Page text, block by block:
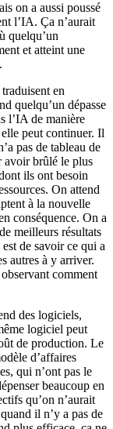
on a aussi poussé
l’IA. Ça n’aurait
quelqu’un
et atteint une
en
quelqu’un dépasse
l’IA de manière
peut continuer. Il
pas de tableau de
avoir brûlé le plus
ils ont besoin
On attend
à la nouvelle
conséquence. On a
meilleurs résultats
de savoir ce qui a
autres à y arriver.
comment
des logiciels,
logiciel peut
de production. Le
d’affaires
qui n’ont pas le
beaucoup en
qu’on n’aurait
il n’y a pas de